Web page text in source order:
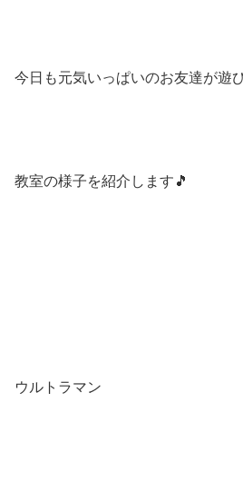
今日も元気いっぱいのお友達が遊
教室の様子を紹介します🎵
ウルトラマン